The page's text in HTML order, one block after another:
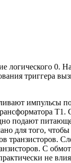
0.
триггера
импульсы
подают
для того,
С
не